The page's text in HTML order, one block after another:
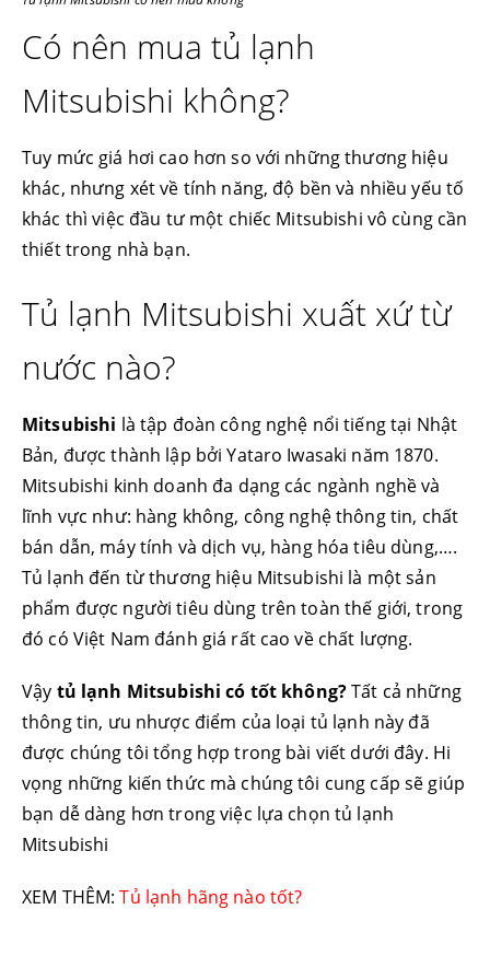
Có nên mua tủ lạnh
Mitsubishi không?
Tuy mức giá hơi cao hơn so với những thương hiệu
khác, nhưng xét về tính năng, độ bền và nhiều yếu tố
khác thì việc đầu tư một chiếc Mitsubishi vô cùng cần
thiết trong nhà bạn.
Tủ lạnh Mitsubishi xuất xứ từ
nước nào?
Mitsubishi là tập đoàn công nghệ nổi tiếng tại Nhật
Bản, được thành lập bởi Yataro Iwasaki năm 1870.
Mitsubishi kinh doanh đa dạng các ngành nghề và
lĩnh vực như: hàng không, công nghệ thông tin, chất
bán dẫn, máy tính và dịch vụ, hàng hóa tiêu dùng,….
Tủ lạnh đến từ thương hiệu Mitsubishi là một sản
phẩm được người tiêu dùng trên toàn thế giới, trong
đó có Việt Nam đánh giá rất cao về chất lượng.
Vậy tủ lạnh Mitsubishi có tốt không?Tất cả những
thông tin, ưu nhược điểm của loại tủ lạnh này đã
được chúng tôi tổng hợp trong bài viết dưới đây. Hi
vọng những kiến thức mà chúng tôi cung cấp sẽ giúp
bạn dễ dàng hơn trong việc lựa chọn tủ lạnh
Mitsubishi
XEM THÊM:Tủ lạnh hãng nào tốt?